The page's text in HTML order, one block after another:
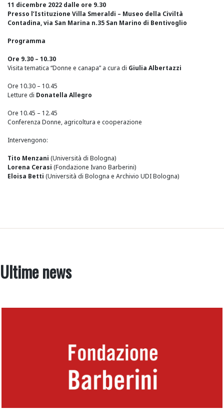
11 dicembre 2022 dalle ore 9.30
Presso l’Istituzione Villa Smeraldi – Museo della Civiltà
Contadina,via San Marina n.35 San Marino di Bentivoglio
Programma
Ore 9.30 – 10.30
Visita tematica “Donne e canapa” a cura di Giulia Albertazzi
Ore 10.30 – 10.45
Letture di Donatella Allegro
Ore 10.45 – 12.45
Conferenza Donne, agricoltura e cooperazione
Intervengono:
Tito Menzani (Università di Bologna)
Lorena Cerasi (Fondazione Ivano Barberini)
Eloisa Betti (Università di Bologna e Archivio UDI Bologna)
Ultime news